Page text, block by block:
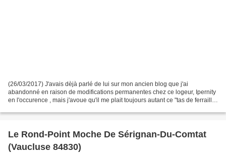
(26/03/2017) J'avais dèjà parlé de lui sur mon ancien blog que j'ai
abandonné en raison de modifications permanentes chez ce logeur, Ipernity
en l'occurence , mais j'avoue qu'il me plait toujours autant ce "tas de ferraille
Le Rond-Point Moche De Sérignan-Du-Comtat
(Vaucluse 84830)